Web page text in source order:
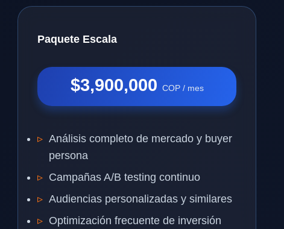
Paquete Escala
$3,900,000 COP / mes
Análisis completo de mercado y buyer
persona
Campañas A/B testing continuo
Audiencias personalizadas y similares
Optimización frecuente de inversión